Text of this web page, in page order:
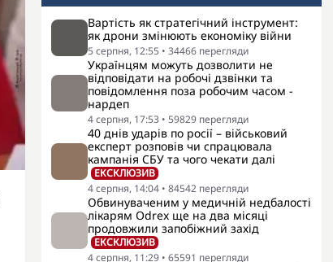
Вартість як стратегічний інструмент:
як дрони змінюють економіку війни
5 серпня, 12:55 • 34466 перегляди
Українцям можуть дозволити не
відповідати на робочі дзвінки та
повідомлення поза робочим часом -
нардеп
4 серпня, 17:53 • 59829 перегляди
40 днів ударів по росії – військовий
експерт розповів чи спрацювала
кампанія СБУ та чого чекати далі
ЕКСКЛЮЗИВ
4 серпня, 14:04 • 84542 перегляди
Обвинуваченим у медичній недбалості
лікарям Odrex ще на два місяці
продовжили запобіжний захід
ЕКСКЛЮЗИВ
4 серпня, 11:29 • 65591 перегляди